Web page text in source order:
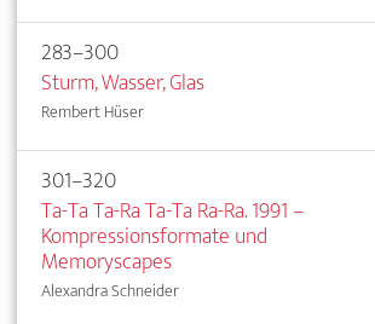
283–300
Sturm, Wasser, Glas
Rembert Hüser
301–320
Ta-Ta Ta-Ra Ta-Ta Ra-Ra. 1991 –
Kompressionsformate und
Memoryscapes
Alexandra Schneider